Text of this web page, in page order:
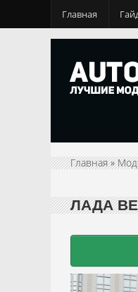
Главная
Главная»
ЛАДА